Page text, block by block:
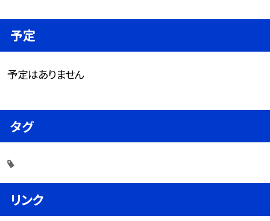
予定
予定はありません
タグ
リンク